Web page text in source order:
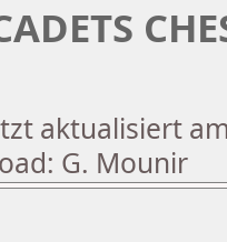
aktualisiert
G. Mounir